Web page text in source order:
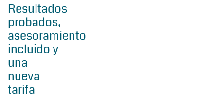
Resultados
probados,
asesoramiento
incluido y
una
nueva
tarifa